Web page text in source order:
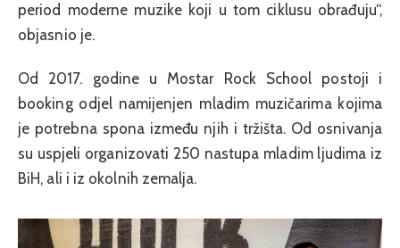
period moderne muzike koji u tom ciklusu obrađuju“,
objasnio je.
Od 2017. godine u Mostar Rock School postoji i
booking odjel namijenjen mladim muzičarima kojima
je potrebna spona između njih i tržišta. Od osnivanja
su uspjeli organizovati 250 nastupa mladim ljudima iz
BiH, ali i iz okolnih zemalja.